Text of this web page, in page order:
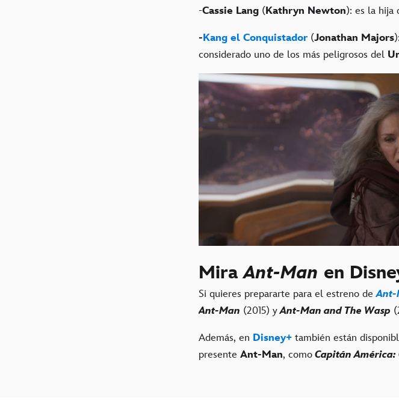
-Cassie Lang (Kathryn Newton): es la hija
-Kang el Conquistador (Jonathan Majors
considerado uno de los más peligrosos del
MiraAnt-Man en
Si quieres prepararte para el estreno deAnt-
Ant-Man (2015) yAnt-Man and The Wasp
Además, en Disney+ también están
presente Ant-Man, como Capitán América: